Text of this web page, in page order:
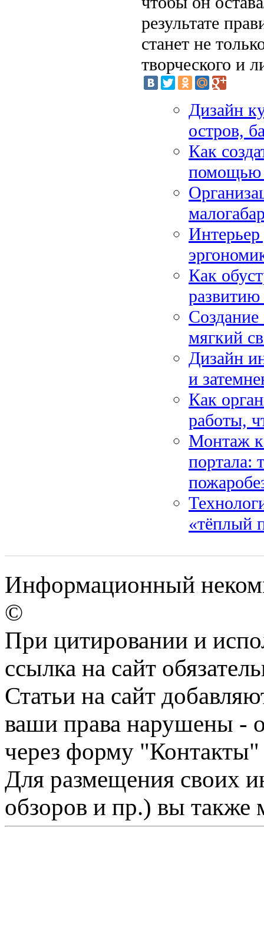
результате
станет не
творческого и
Дизайн
остров,
Как
помощью
Как
развитию
Создание
мягкий
Дизайн
и
Как
работы,
Монтаж
портала:
«тёплый
Информационный
©
При цитировании и
ссылка на сайт
Статьи на сайт
ваши права нарушены -
через форму "Контакты"
Для размещения своих
обзоров и пр.) вы также